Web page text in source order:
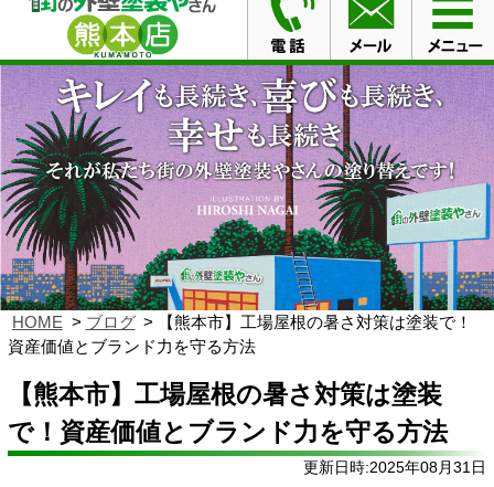
HOME ブログ
【熊本市】工場屋根の暑さ対策は塗装で！
資産価値とブランド力を守る方法
【熊本市】工場屋根の暑さ対策は塗装
で！資産価値とブランド力を守る方法
更新日時:2025年08月31日